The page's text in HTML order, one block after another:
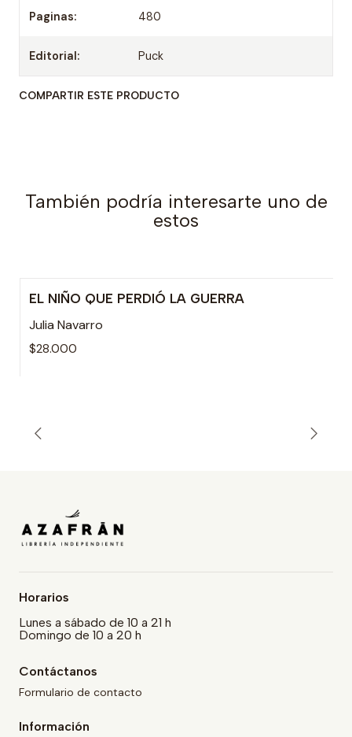
Paginas: 480
Editorial: Puck
COMPARTIR ESTE PRODUCTO
También podría interesarte uno de
estos
EL NIÑO QUE PERDIÓ LA GUERRA
Julia Navarro
$28.000
Horarios
Lunes a sábado de 10 a 21 h
Domingo de 10 a 20 h
Contáctanos
Formulario de contacto
Información